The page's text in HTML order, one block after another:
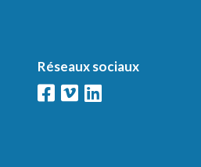
Réseaux sociaux